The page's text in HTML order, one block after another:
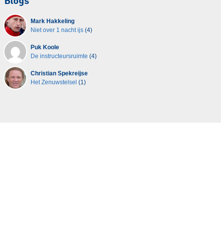
Mark Hakkeling
Niet over 1 nacht ijs(4)
Puk Koole
De instructeursruimte (4)
Christian Spekreijse
Het Zenuwstelsel (1)